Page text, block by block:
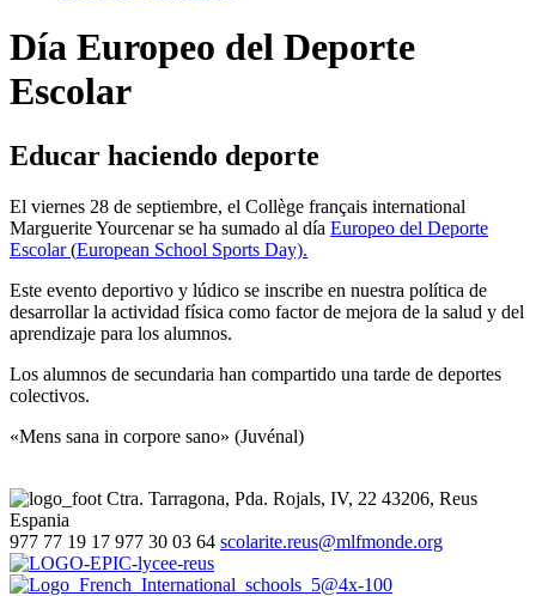
Día Europeo del Deporte
Escolar
Educar haciendo deporte
El viernes 28 de septiembre, el Collège français international
Marguerite Yourcenar se ha sumado al día Europeo del Deporte
Escolar(European School Sports Day).
Este evento deportivo y lúdico se inscribe en nuestra política de
desarrollar la actividad física como factor de mejora de la salud y del
aprendizaje para los alumnos.
Los alumnos de secundaria han compartido una tarde de deportes
colectivos.
«Mens sana in corpore sano» (Juvénal)
Ctra. Tarragona, Pda. Rojals, IV, 22 43206, Reus
Espania
977 77 19 17 977 30 03 64 scolarite.reus@mlfmonde.org